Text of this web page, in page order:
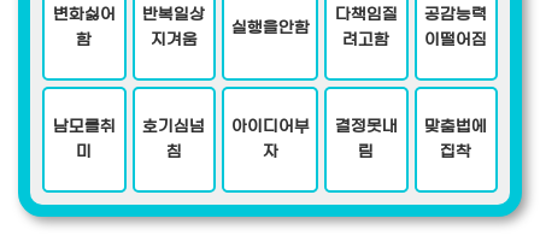
변화싫어
함
반복일상
지겨움
실행을안함
다책임질
려고함
공감능력
이떨어짐
남모를취
미
호기심넘
침
아이디어부
자
결정못내
림
맞춤법에
집착